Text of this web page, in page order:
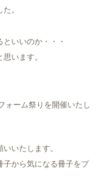
。
いいのか・・・
います。
ォーム祭りを開催いたし
いたします。
から気になる冊子をプ